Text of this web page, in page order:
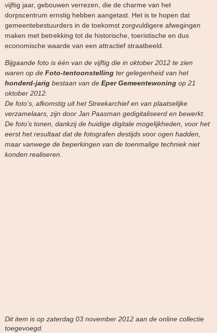
vijftig jaar, gebouwen verrezen, die de charme van het
dorpscentrum ernstig hebben aangetast. Het is te hopen dat
gemeentebestuurders in de toekomst zorgvuldigere afwegingen
maken met betrekking tot de historische, toeristische en dus
economische waarde van een attractief straatbeeld.
Bijgaande foto is één van de vijftig die in oktober 2012 te zien
waren op de Foto-tentoonstelling ter gelegenheid van het
honderd-jarig bestaan van de Eper Gemeentewoning op 21
oktober 2012.
De foto’s, afkomstig uit het Streekarchief en van plaatselijke
verzamelaars, zijn door Jan Paasman gedigitaliseerd en bewerkt.
De foto’s tonen, dankzij de huidige digitale mogelijkheden, voor het
eerst het resultaat dat de fotografen destijds voor ogen hadden,
maar vanwege de beperkingen van de toenmalige techniek niet
konden realiseren.
Dit item is op zaterdag 03 november 2012 aan de online collectie
toegevoegd.